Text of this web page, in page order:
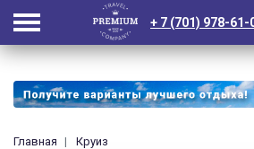
+ 7 (701) 978-61-
Главная Круиз